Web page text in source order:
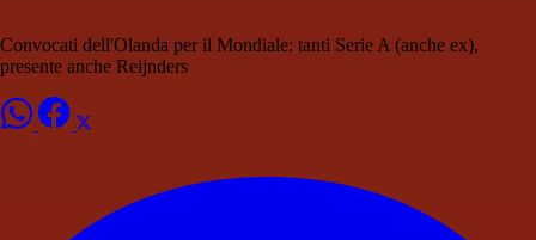
Convocati dell'Olanda per il Mondiale: tanti Serie A (anche ex),
presente anche Reijnders